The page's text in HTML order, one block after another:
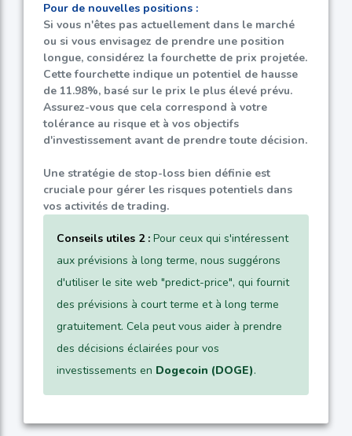
Pour de nouvelles positions :
Si vous n'êtes pas actuellement dans le marché
ou si vous envisagez de prendre une position
longue, considérez la fourchette de prix projetée.
Cette fourchette indique un potentiel de hausse
de 11.98%, basé sur le prix le plus élevé prévu.
Assurez-vous que cela correspond à votre
tolérance au risque et à vos objectifs
d'investissement avant de prendre toute décision.
Une stratégie de stop-loss bien définie est
cruciale pour gérer les risques potentiels dans
vos activités de trading.
Conseils utiles 2 : Pour ceux qui s'intéressent
aux prévisions à long terme, nous suggérons
d'utiliser le site web "predict-price", qui fournit
des prévisions à court terme et à long terme
gratuitement. Cela peut vous aider à prendre
des décisions éclairées pour vos
investissements en Dogecoin (DOGE).